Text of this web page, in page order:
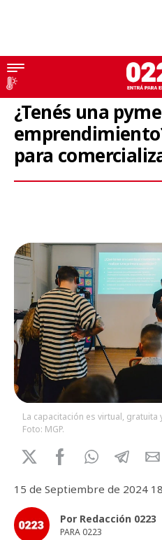
Capacitaciones
¿Tenés una
para
La capacitación es virtual, gratuita
Foto: MGP.
15 de Septiembre de 2024
Por Redacción 0223
PARA 0223